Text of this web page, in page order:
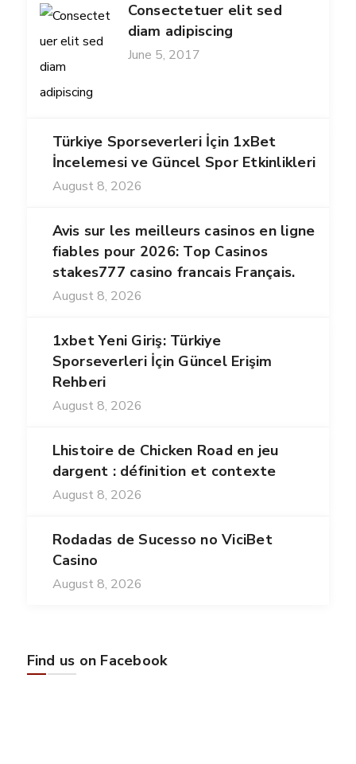
Consectetuer elit sed
diam adipiscing
June 5, 2017
Türkiye Sporseverleri İçin 1xBet
İncelemesi ve Güncel Spor Etkinlikleri
August 8, 2026
Avis sur les meilleurs casinos en ligne
fiables pour 2026: Top Casinos
stakes777 casino francais Français.
August 8, 2026
1xbet Yeni Giriş: Türkiye
Sporseverleri İçin Güncel Erişim
Rehberi
August 8, 2026
Lhistoire de Chicken Road en jeu
dargent : définition et contexte
August 8, 2026
Rodadas de Sucesso no ViciBet
Casino
August 8, 2026
Find us on Facebook